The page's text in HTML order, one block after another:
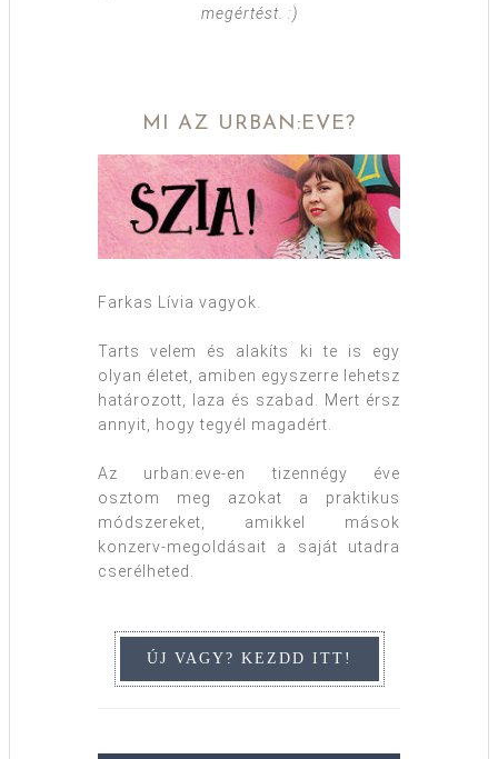
megértést. :)
MI AZ URBAN:EVE?
Farkas Lívia vagyok.
Tarts velem és alakíts ki te is egy
olyan életet, amiben egyszerre lehetsz
határozott, laza és szabad. Mert érsz
annyit, hogy tegyél magadért.
Az urban:eve-en tizennégy éve
osztom meg azokat a praktikus
módszereket, amikkel mások
konzerv-megoldásait a saját utadra
cserélheted.